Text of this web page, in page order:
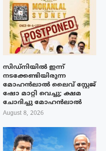
സിഡ്നിയിൽ ഇന്ന്
നടക്കേണ്ടിയിരുന്ന
മോഹൻലാൽ ലൈവ് സ്റ്റേജ്
ഷോ മാറ്റി വെച്ചു; ക്ഷമ
ചോദിച്ചു മോഹൻലാൽ
August 8, 2026